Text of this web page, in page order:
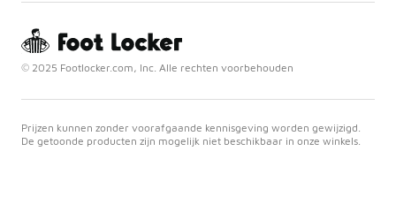
© 2025 Footlocker.com, Inc. Alle rechten voorbehouden
Prijzen kunnen zonder voorafgaande kennisgeving worden gewijzigd.
De getoonde producten zijn mogelijk niet beschikbaar in onze winkels.